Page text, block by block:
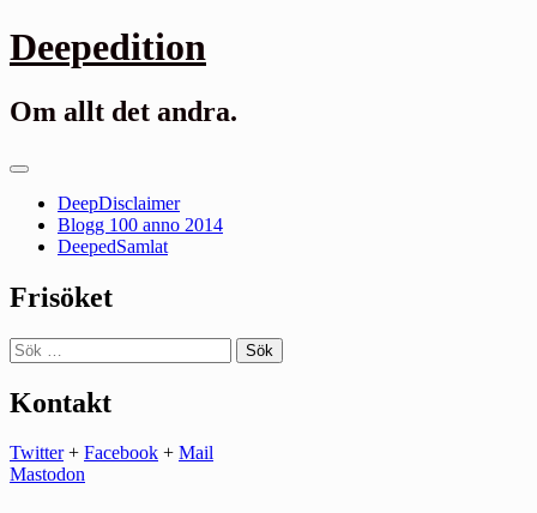
Gå
till
Deepedition
Om allt det andra.
Primär
DeepDisclaimer
Blogg 100 anno 2014
DeepedSamlat
Frisöket
Sök
efter:
Kontakt
Twitter+ Facebook + Mail
Mastodon